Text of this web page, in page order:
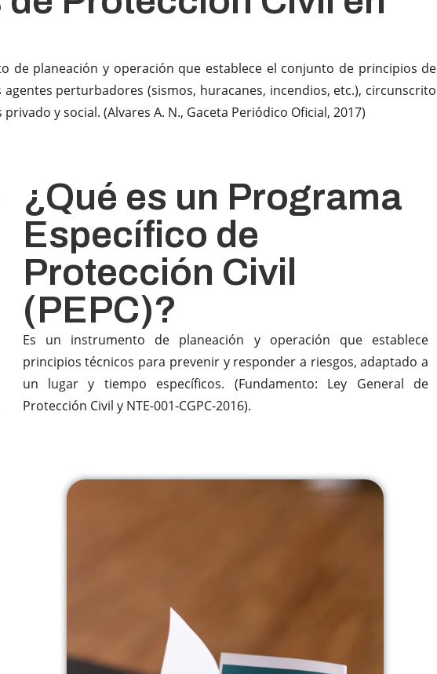
de planeación y operación que establece el conjunto de principios de
perturbadores (sismos, huracanes, incendios, etc.), circunscrito
y social. (Alvares A. N., Gaceta Periódico Oficial, 2017)
¿Qué es un Programa
Específico de
Protección Civil
(PEPC)?​
Es un instrumento de planeación y operación que establece
principios técnicos para prevenir y responder a riesgos, adaptado a
un lugar y tiempo específicos. (Fundamento: Ley General de
Protección Civil y NTE-001-CGPC-2016).